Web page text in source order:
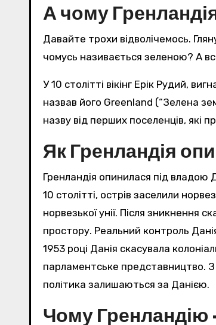
А чому
Давайте трохи відволічемось.
чомусь називається зеленою? А
У 10 столітті вікінг Ерік Рудий,
назвав його Greenland (“Зелена
назву від перших поселенців, які
Як Гренландія
Гренландія опинилася під владою
10 столітті, острів заселили
норвезької унії. Після зникнення
простору. Реальний контроль
1953 році Данія скасувала
парламентське представництво.
політика залишаються за Данією.
Чому Гренландію